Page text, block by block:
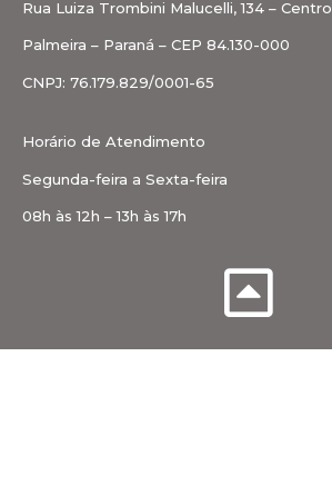
Rua Luiza Trombini Malucelli, 134 – Centro
Palmeira – Paraná – CEP 84.130-000
CNPJ: 76.179.829/0001-65
Horário de Atendimento
Segunda-feira a Sexta-feira
08h às 12h – 13h às 17h